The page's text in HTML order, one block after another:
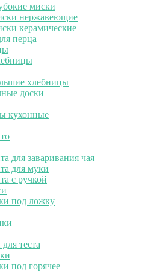
миски
нержавеющие
керамические
перца
хлебницы
доски
кухонные
для заваривания чая
для муки
с ручкой
под ложку
теста
под горячее